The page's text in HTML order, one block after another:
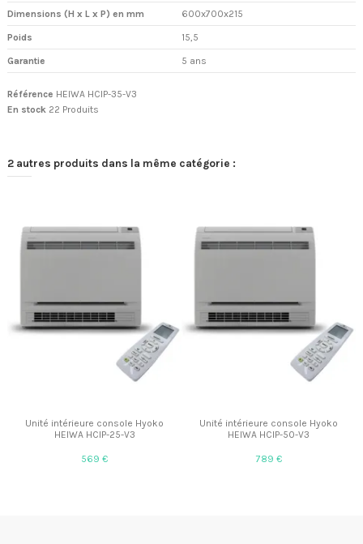
Dimensions (H x L x P) en mm 600x700x215
Poids 15,5
Garantie 5 ans
Référence HEIWA HCIP-35-V3
En stock 22 Produits
2 autres produits dans la même catégorie :
Unité intérieure console Hyoko
HEIWA HCIP-25-V3
569 €
Unité intérieure console Hyoko
HEIWA HCIP-50-V3
789 €